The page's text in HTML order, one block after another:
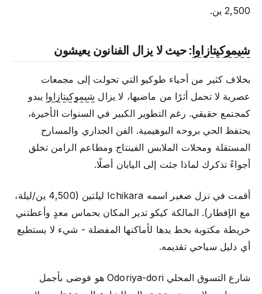
2,500 ين.
شيموكيتازاوا: حيث لا يزال الفنانون يعيشون
بخلاف كثير من أحياء طوكيو التي تحولت إلى مجمعات
عصرية لا تحمل أثرًا من ماضيها، لا يزال شيموكيتازاوا يبدو
كمجتمع حقيقي. رغم التطوير الكبير في السنوات الأخيرة،
يحتفظ الحي بروحه البوهيمية. الفن الجداري والمسارح
المستقلة ومحلات الملابس الفينتاج ومطاعم الرامن تخلق
أجواءً تذكرك لماذا جئت إلى اليابان أصلًا.
أقمت في نزل صغير اسمه Ichikara ليلتين (4,500 ين/ليلة،
مع الإفطار). المالكة كيكو تدير المكان بحماس معدٍ وأعطتني
خريطة مكتوبة بخط يدها لأماكنها المفضلة - شيء لا يستطيع
أي دليل سياحي تقديمه.
شارع التسوق المحلي Odoriya-dori هو فوضى بأجمل